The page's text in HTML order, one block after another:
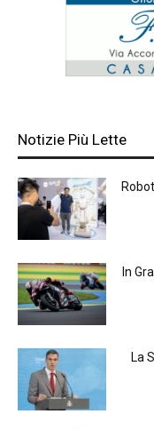
Notizie Più Lette
In
La